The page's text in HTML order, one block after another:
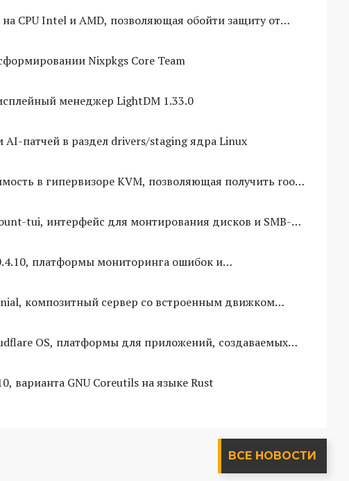
на CPU Intel и AMD, позволяющая обойти защиту от
v2
Nixpkgs Core Team
менеджер LightDM 1.33.0
AI-патчей в раздел drivers/staging ядра Linux
в гипервизоре KVM, позволяющая получить root-
tui, интерфейс для монтирования дисков и SMB-
платформы мониторинга ошибок и
композитный сервер со встроенным движком
OS, платформы для приложений, создаваемых
варианта GNU Coreutils на языке Rust
ВСЕ НОВОСТИ